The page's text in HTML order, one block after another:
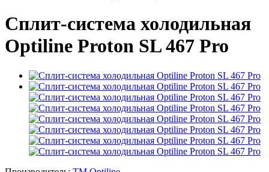
Сплит-система холодильная
Optiline Proton SL 467 Pro